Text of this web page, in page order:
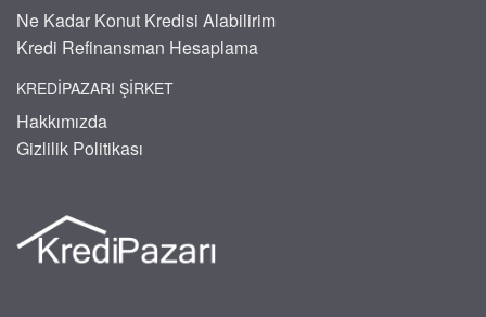
Ne Kadar Konut Kredisi Alabilirim
Kredi Refinansman Hesaplama
KREDIPAZARI ŞIRKET
Hakkımızda
Gizlilik Politikası